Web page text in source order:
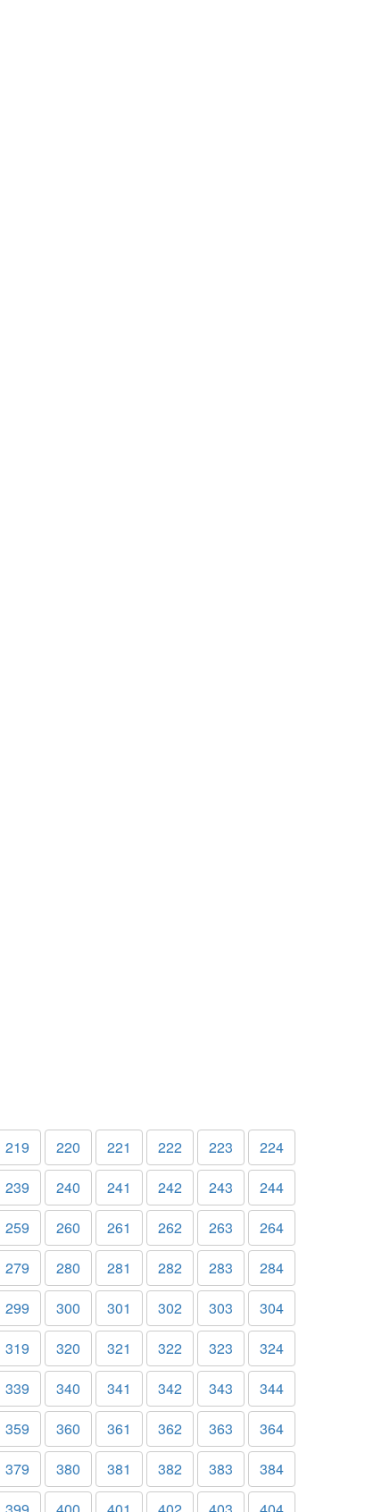
219 220 221 222 223
224
239 240 241 242 243
244
259 260 261 262 263
264
279 280 281 282 283
284
299 300 301 302 303
304
319 320 321 322 323
324
339 340 341 342 343
344
359 360 361 362 363
364
379 380 381 382 383
384